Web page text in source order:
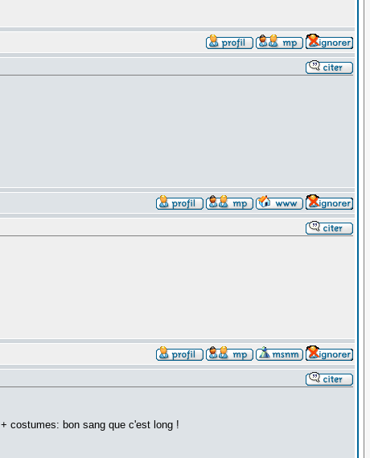
costumes: bon sang que c'est long !